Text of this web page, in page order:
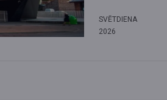
SVĒTDIENA
2026